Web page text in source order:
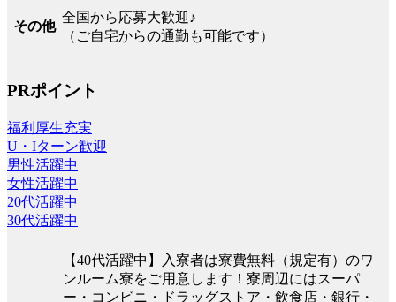
その他
全国から応募大歓迎♪
（ご自宅からの通勤も可能です）
PRポイント
福利厚生充実
U・Iターン歓迎
男性活躍中
女性活躍中
20代活躍中
30代活躍中
【40代活躍中】入寮者は寮費無料（規定有）のワ
ンルーム寮をご用意します！寮周辺にはスーパ
ー・コンビニ・ドラッグストア・飲食店・銀行・